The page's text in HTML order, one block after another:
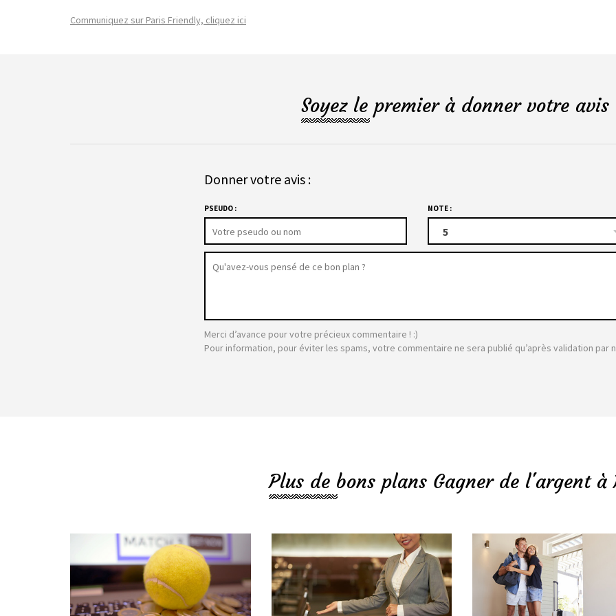
Communiquez sur Paris Friendly, cliquez ici
Soyez le premier à donner votre
Donner votre avis :
PSEUDO : NOTE :
5
Merci d’avance pour votre précieux commentaire ! :)
Pour information, pour éviter les spams, votre commentaire ne sera publié qu’après validation par
Plus de bons plans Gagner de l'argent à